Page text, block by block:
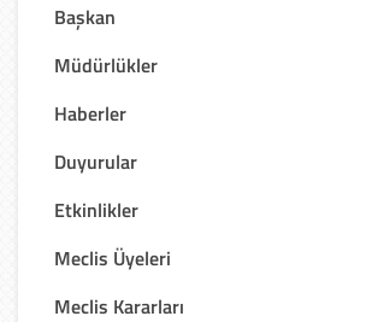
Başkan
Müdürlükler
Haberler
Duyurular
Etkinlikler
Meclis Üyeleri
Meclis Kararları